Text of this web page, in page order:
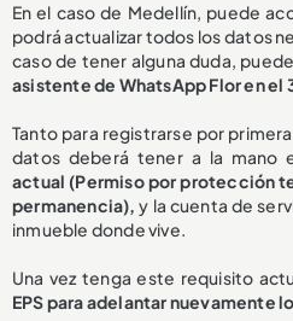
En el caso de Medellín, puede
podrá actualizar todos los datos
caso de tener alguna duda,
asistente de WhatsApp Flor en el
Tanto para registrarse por
datos deberá tener a la mano
actual (Permiso por protección
permanencia),y la cuenta de
inmueble donde vive.
Una vez tenga este requisito
EPS para adelantar nuevamente